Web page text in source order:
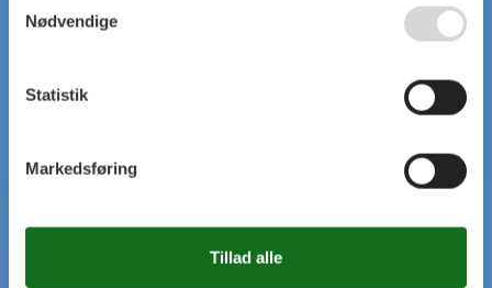
Nødvendige
Statistik
Markedsføring